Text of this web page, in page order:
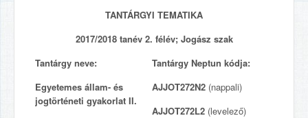
TANTÁRGYI TEMATIKA
2017/2018 tanév 2. félév; Jogász szak
Tantárgy neve:
Egyetemes állam- és
jogtörténeti gyakorlat II.
Tantárgy Neptun kódja:
AJJOT272N2 (nappali)
AJJOT272L2 (levelező)